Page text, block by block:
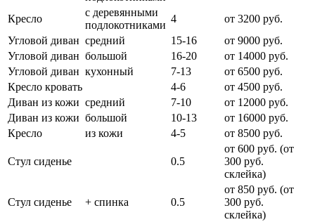
Кресло
с деревянными
подлокотниками
4
от 3200 руб.
Угловой диван средний 15-16
от 9000 руб.
Угловой диван большой 16-20
от 14000 руб.
Угловой диван кухонный 7-13
от 6500 руб.
Кресло кровать
4-6
от 4500 руб.
Диван из кожи средний 7-10
от 12000 руб.
Диван из кожи большой 10-13
от 16000 руб.
Кресло
из кожи 4-5 от 8500 руб.
Стул сиденье 0.5
от 600 руб. (от
300 руб.
cклейка)
Стул сиденье + спинка 0.5
от 850 руб. (от
300 руб.
склейка)